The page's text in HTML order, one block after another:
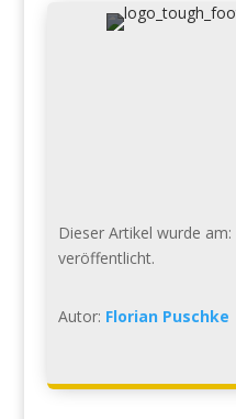
Dieser Artikel wurde am:
veröffentlicht.
Autor: Florian Puschke